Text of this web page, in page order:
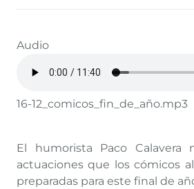
Audio
16-12_comicos_fin_de_año.mp3
El humorista Paco Calavera
actuaciones que los cómicos
preparadas para este final de